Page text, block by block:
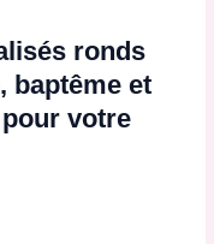
ronds
baptême et
votre